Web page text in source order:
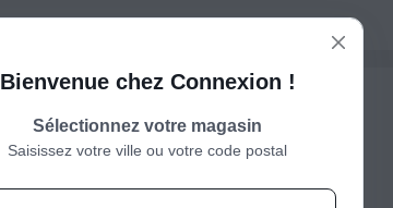
Réfrigérateur avec freezer
Réfrigérateur 1 porte ESSENTIELB
Bienvenue chez Connexion !
Sélectionnez votre magasin
Saisissez votre ville ou votre code postal